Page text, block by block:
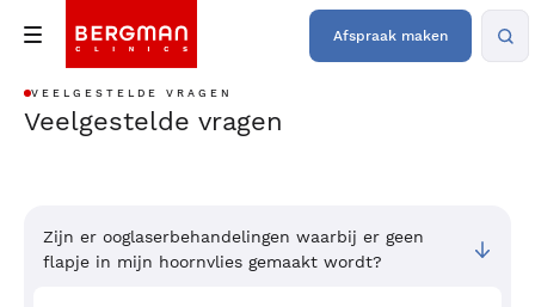
Afspraak maken
VEELGESTELDE VRAGEN
Veelgestelde vragen
Zijn er ooglaserbehandelingen waarbij er geen
flapje in mijn hoornvlies gemaakt wordt?